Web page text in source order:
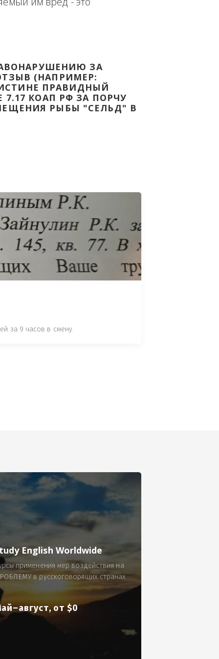
доказательством с целью -
Законодательства Российской
ПРАВОНАРУШЕНИЮ ЗА
ВАШ ОТЗЫВ (НАПРИМЕР:
ВОИСТИНЕ ПРАВИДНЫЙ
7.17 КОАП РФ ЗА ПОРЧУ
ПОМЕЩЕНИЯ РЫБЫ "СЕЛЬД" В
300 рублей за 9 часов в смену.